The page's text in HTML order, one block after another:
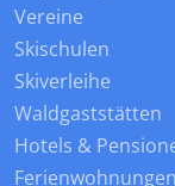
Vereine
Skischulen
Skiverleihe
Waldgaststätten
Hotels &
Ferienwohnungen